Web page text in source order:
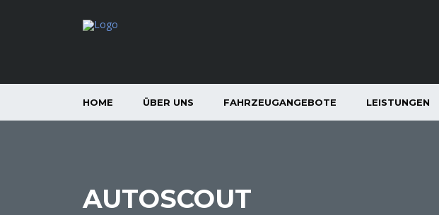
HOME ÜBER UNS FAHRZEUGANGEBOTE LEISTUNGEN
AUTOSCOUT